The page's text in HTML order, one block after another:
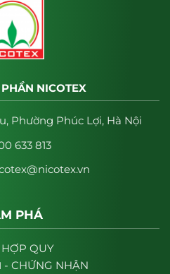
NICOTEX
Phường Phúc Lợi, Hà Nội
633 813
PHÁ
QUY
- CHỨNG NHẬN